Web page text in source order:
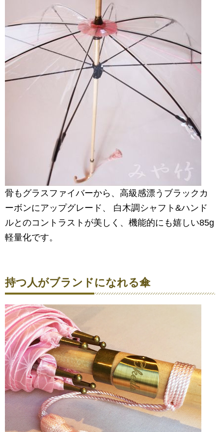
骨もグラスファイバーから、高級感漂うブラックカ
ーボンにアップグレード、 白木調シャフト&ハンド
ルとのコントラストが美しく、機能的にも嬉しい85g
軽量化です。
持つ人がブランドになれる傘